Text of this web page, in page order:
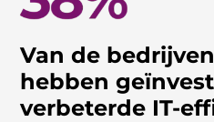
Van de
hebben
verbeterde IT-